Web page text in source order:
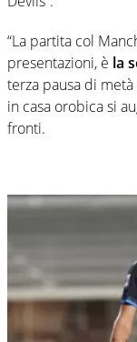
“La partita col
presentazioni, è la
terza pausa di
in casa orobica si
fronti.